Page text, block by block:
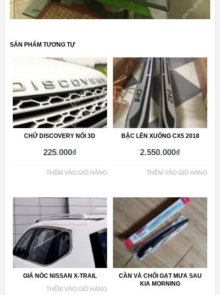
SẢN PHẨM TƯƠNG TỰ
CHỮ DISCOVERY NỔI 3D
225.000₫
THÊM VÀO GIỎ HÀNG
BẬC LÊN XUỐNG CX5 2018
2.550.000₫
THÊM VÀO GIỎ HÀNG
GIÁ NÓC NISSAN X-TRAIL
THÊM VÀO GIỎ HÀNG
CẦN VÀ CHỔI GẠT MƯA SAU
KIA MORNING